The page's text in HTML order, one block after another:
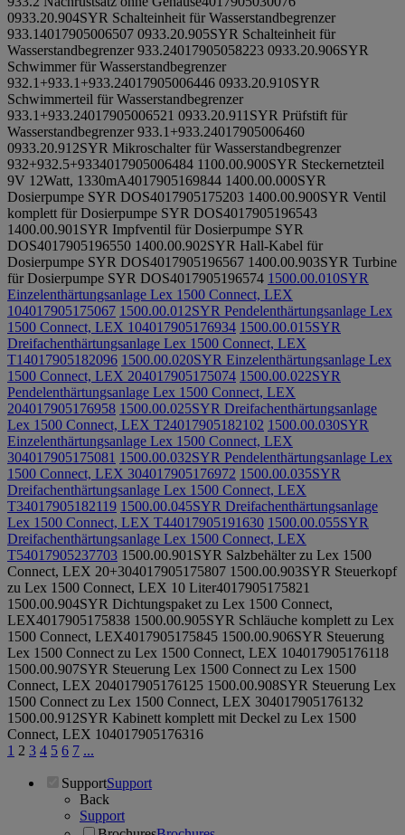
0933.20.904SYR Schalteinheit für Wasserstandbegrenzer
933.14017905006507 0933.20.905SYR Schalteinheit für
Wasserstandbegrenzer 933.24017905058223 0933.20.906SYR
Schwimmer für Wasserstandbegrenzer
932.1+933.1+933.24017905006446 0933.20.910SYR
Schwimmerteil für Wasserstandbegrenzer
933.1+933.24017905006521 0933.20.911 SYR Prüfstift für
Wasserstandbegrenzer 933.1+933.24017905006460
0933.20.912SYR Mikroschalter für Wasserstandbegrenzer
932+932.5+9334017905006484 1100.00.900SYR Steckernetzteil
9V 12Watt, 1330mA4017905169844 1400.00.000SYR
Dosierpumpe SYR DOS4017905175203 1400.00.900SYR Ventil
komplett für Dosierpumpe SYR DOS4017905196543
1400.00.901 SYR Impfventil für Dosierpumpe SYR
DOS4017905196550 1400.00.902SYR Hall-Kabel für
Dosierpumpe SYR DOS4017905196567 1400.00.903SYR Turbine
für Dosierpumpe SYR DOS4017905196574 1500.00.010SYR
Einzelenthärtungsanlage Lex 1500 Connect, LEX
104017905175067 1500.00.012SYR Pendelenthärtungsanlage Lex
1500 Connect, LEX 104017905176934 1500.00.015SYR
Dreifachenthärtungsanlage Lex 1500 Connect, LEX
T14017905182096 1500.00.020SYR Einzelenthärtungsanlage Lex
1500 Connect, LEX 204017905175074 1500.00.022SYR
Pendelenthärtungsanlage Lex 1500 Connect, LEX
204017905176958 1500.00.025SYR Dreifachenthärtungsanlage
Lex 1500 Connect, LEX T24017905182102 1500.00.030SYR
Einzelenthärtungsanlage Lex 1500 Connect, LEX
304017905175081 1500.00.032SYR Pendelenthärtungsanlage Lex
1500 Connect, LEX 304017905176972 1500.00.035SYR
Dreifachenthärtungsanlage Lex 1500 Connect, LEX
T34017905182119 1500.00.045SYR Dreifachenthärtungsanlage
Lex 1500 Connect, LEX T44017905191630 1500.00.055SYR
Dreifachenthärtungsanlage Lex 1500 Connect, LEX
T54017905237703 1500.00.901 SYR Salzbehälter zu Lex 1500
Connect, LEX 20+304017905175807 1500.00.903SYR Steuerkopf
zu Lex 1500 Connect, LEX 10 Liter4017905175821
1500.00.904SYR Dichtungspaket zu Lex 1500 Connect,
LEX4017905175838 1500.00.905SYR Schläuche komplett zu Lex
1500 Connect, LEX4017905175845 1500.00.906SYR Steuerung
Lex 1500 Connect zu Lex 1500 Connect, LEX 104017905176118
1500.00.907SYR Steuerung Lex 1500 Connect zu Lex 1500
Connect, LEX 204017905176125 1500.00.908SYR Steuerung Lex
1500 Connect zu Lex 1500 Connect, LEX 304017905176132
1500.00.912SYR Kabinett komplett mit Deckel zu Lex 1500
Connect, LEX 104017905176316
1 2 3 4 5 6 7 ...
SupportSupport
Back
Support